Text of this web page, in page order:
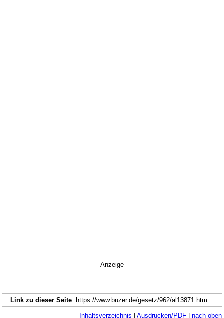
Anzeige
Link zu dieser Seite: https://www.buzer.de/gesetz/962/al13871.htm
Inhaltsverzeichnis | Ausdrucken/PDF| nach oben